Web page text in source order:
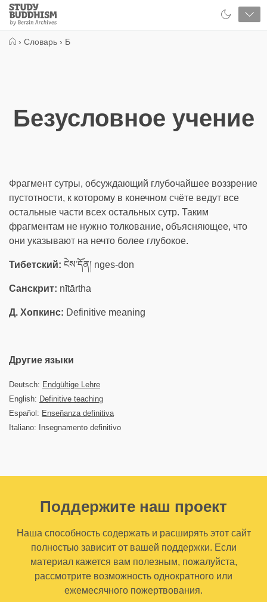
Close
Study
Buddhism
› Словарь › Б
Безусловное учение
Фрагмент сутры, обсуждающий глубочайшее воззрение
пустотности, к которому в конечном счёте ведут все
остальные части всех остальных сутр. Таким
фрагментам не нужно толкование, объясняющее, что
они указывают на нечто более глубокое.
Тибетский: ངེས་དོན། nges-don
Санскрит: nītārtha
Д. Хопкинс: Definitive meaning
Другие языки
Deutsch: Endgültige Lehre
English: Definitive teaching
Español: Enseñanza definitiva
Italiano: Insegnamento definitivo
Поддержите наш проект
Наша способность содержать и расширять этот сайт
полностью зависит от вашей поддержки. Если
материал кажется вам полезным, пожалуйста,
рассмотрите возможность однократного или
ежемесячного пожертвования.